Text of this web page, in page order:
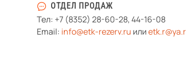
ОТДЕЛ ПРОДАЖ
Тел: +7 (8352) 28-60-28,44-16-08
Email: info@etk-rezerv.ru или